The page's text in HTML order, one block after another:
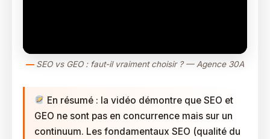
SEO vs GEO : faut-il vraiment choisir ? — Agence 30A
En résumé : la vidéo démontre que SEO et
GEO ne sont pas en concurrence mais sur un
continuum. Les fondamentaux SEO (qualité du